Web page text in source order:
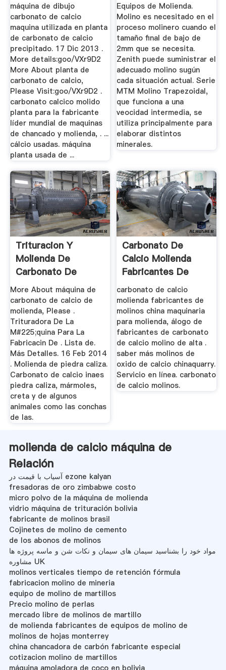
máquina de dibujo
carbonato de calcio
maquina utilizada en planta
de carbonato de calcio
precipitado. 17 Dic 2013 .
More details:goo/VXr9D2
More About planta de
carbonato de calcio,
Please Visit:goo/VXr9D2 .
carbonato calcico molido
planta para la fabricante
líder mundial de maquinas
de chancado y molienda, . ...
cálcio usadas. máquina
planta usada de ...
Equipos de Molienda.
Molino es necesitado en el
proceso molinero cuando el
tamaño final de bajo de
2mm que se necesita.
Zenith puede suministrar el
adecuado molino sugún
cada situación actual. Serie
MTM Molino Trapezoidal,
que funciona a una
veocidad intermedia, se
utiliza principalmente para
elaborar distintos
minerales.
Trituracion Y
Molienda De
Carbonato De
Calcio
More About máquina de
carbonato de calcio de
molienda, Please .
Trituradora De La
M#225;quina Para La
Fabricacin De . Lista de.
Más Detalles. 16 Feb 2014
. Molienda de piedra caliza.
Carbonato de calcio inaes
piedra caliza, mármoles,
creta y de algunos
animales como las conchas
de las.
Carbonato De
Calcio Molienda
Fabricantes De
Molinos China
carbonato de calcio
molienda fabricantes de
molinos china maquinaria
para molienda, álogo de
fabricantes de carbonato
de calcio molino de alta .
saber más molinos de
oxido de calcio chinaquarry.
Servicio en línea. carbonato
de calcio molinos.
molienda de calcio máquina de
Relación
آسیاب با قیمت در ezone kalyan
fresadoras de oro zimbabwe costo
micro polvo de la máquina de molienda
vidrio máquina de trituración bolivia
fabricante de molinos brasil
Cojinetes de molino de cemento
de los abonos de molinos
مواد خود را بشناسید سیمان های سیمان و نکات شن و ماسه پروژه ها
مشاوره UK
molinos verticales tiempo de retención fórmula
fabricacion molino de mineria
equipo de molino de martillos
Precio molino de perlas
mercado libre de molinos de martillo
de molienda fabricantes de equipos de molino de
molinos de hojas monterrey
china chancadora de carbón fabricante especial
cotizacion molino de martillos
máquina amoladora de coco en bolivia